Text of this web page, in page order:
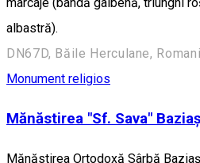
albastră).
DN67D, Băile Herculane,
Monument religios
Mănăstirea "Sf. Sava" Baziaș
Mănăstirea Ortodoxă Sârbă